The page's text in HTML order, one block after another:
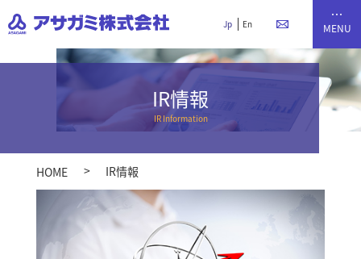
Jp En
IR情報
HOME IR情報